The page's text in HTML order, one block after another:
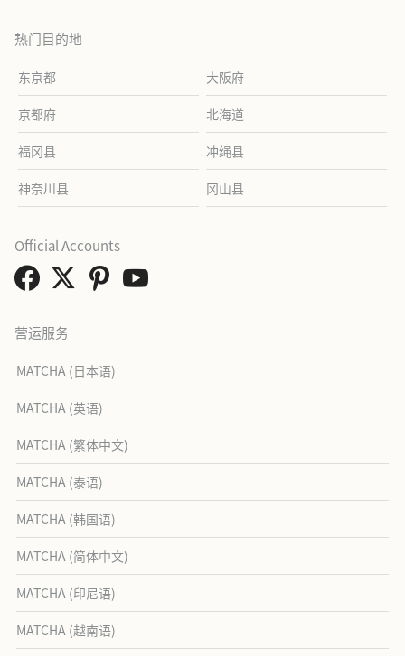
热门目的地
东京都 大阪府
京都府 北海道
福冈县 冲绳县
神奈川县 冈山县
营运服务
MATCHA (日本语)
MATCHA (英语)
MATCHA (繁体中文)
MATCHA (泰语)
MATCHA (韩国语)
MATCHA (简体中文)
MATCHA (印尼语)
MATCHA (越南语)
Official Accounts